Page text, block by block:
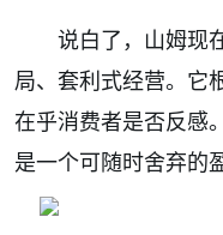
说白了，山姆现
局、套利式经营。它
在乎消费者是否反感
是一个可随时舍弃的